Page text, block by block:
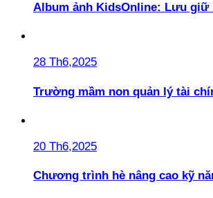
Album ảnh KidsOnline: Lưu
28 Th6,2025
Trường mầm non quản lý tài
20 Th6,2025
Chương trình hè nâng cao kỹ